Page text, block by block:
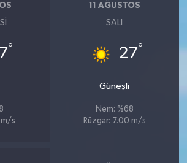
°
m/s
11 AĞUSTOS
SALI
27°
Güneşli
Nem: %68
Rüzgar: 7.00 m/s